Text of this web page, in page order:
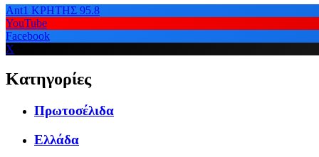
Ant1 ΚΡΗΤΗΣ 95.8
YouTube
Facebook
X
Κατηγορίες
Πρωτοσέλιδα
Ελλάδα